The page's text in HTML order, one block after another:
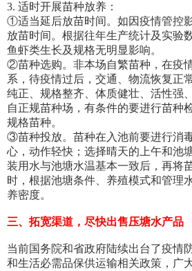
3. 适时开展苗种放养：
①适当延后放苗时间。如因疫情管控
放苗时间。根据往年生产统计及实验
鱼虾类生长及规格无明显影响。
②苗种选购。非本场自繁苗种，在疫
系，待疫情过后，交通、物流恢复正
纯正、规格整齐、体质健壮、活性强
自正规苗种场，有条件的要进行苗种
规格苗种。
③苗种投放。苗种在入池前要进行消
心，动作轻快；选择晴天的上午和池
装用水与池塘水温基本一致后，再将
时，根据池塘条件、养殖模式和管理
养密度。
三、拓宽渠道，尽快出售压塘水产品
当前国务院和省政府陆续出台了疫情
和生活必需品保供运输相关政策，广